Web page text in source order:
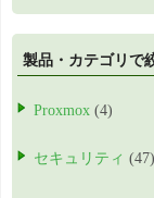
製品・カテゴリで
Proxmox (4)
セキュリティ (47)